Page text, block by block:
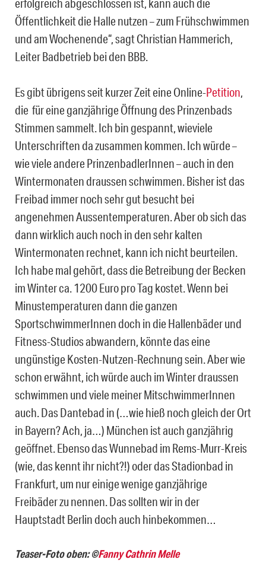
erfolgreich abgeschlossen ist, kann auch die
Öffentlichkeit die Halle nutzen – zum Frühschwimmen
und am Wochenende“, sagt Christian Hammerich,
Leiter Badbetrieb bei den BBB.
Es gibt übrigens seit kurzer Zeit eine Online-Petition,
die für eine ganzjährige Öffnung des Prinzenbads
Stimmen sammelt. Ich bin gespannt, wieviele
Unterschriften da zusammen kommen. Ich würde –
wie viele andere PrinzenbadlerInnen – auch in den
Wintermonaten draussen schwimmen. Bisher ist das
Freibad immer noch sehr gut besucht bei
angenehmen Aussentemperaturen. Aber ob sich das
dann wirklich auch noch in den sehr kalten
Wintermonaten rechnet, kann ich nicht beurteilen.
Ich habe mal gehört, dass die Betreibung der Becken
im Winter ca. 1200 Euro pro Tag kostet. Wenn bei
Minustemperaturen dann die ganzen
SportschwimmerInnen doch in die Hallenbäder und
Fitness-Studios abwandern, könnte das eine
ungünstige Kosten-Nutzen-Rechnung sein. Aber wie
schon erwähnt, ich würde auch im Winter draussen
schwimmen und viele meiner MitschwimmerInnen
auch. Das Dantebad in (…wie hieß noch gleich der Ort
in Bayern? Ach, ja…) München ist auch ganzjährig
geöffnet. Ebenso das Wunnebad im Rems-Murr-Kreis
(wie, das kennt ihr nicht?!) oder das Stadionbad in
Frankfurt, um nur einige wenige ganzjährige
Freibäder zu nennen. Das sollten wir in der
Hauptstadt Berlin doch auch hinbekommen…
Teaser-Foto oben: ©Fanny Cathrin Melle